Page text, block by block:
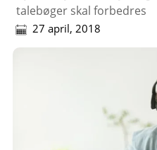
talebøger skal forbedres
27 april, 2018